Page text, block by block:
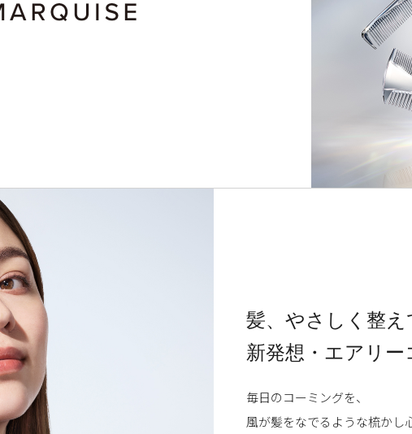
髪、やさしく整え
新発想・エアリ
毎日のコーミングを、
風が髪をなでるような梳かし